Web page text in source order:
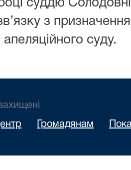
суддю
з
суду.
Громадянам